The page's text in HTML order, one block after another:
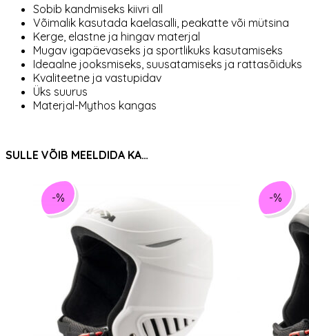
Sobib kandmiseks kiivri all
Võimalik kasutada kaelasalli, peakatte või mütsina
Kerge, elastne ja hingav materjal
Mugav igapäevaseks ja sportlikuks kasutamiseks
Ideaalne jooksmiseks, suusatamiseks ja rattasõiduks
Kvaliteetne ja vastupidav
Üks suurus
Materjal-Mythos kangas
SULLE VÕIB MEELDIDA KA…
-% -%